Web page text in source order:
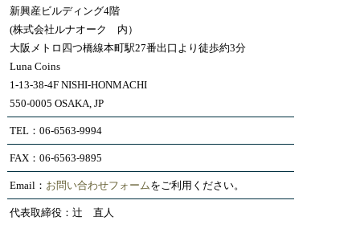
新興産ビルディング4階
(株式会社ルナオーク 内）
大阪メトロ四つ橋線本町駅27番出口より徒歩約3分
Luna Coins
1-13-38-4F NISHI-HONMACHI
550-0005 OSAKA, JP
TEL：06-6563-9994
FAX：06-6563-9895
Email： お問い合わせフォームをご利用ください。
代表取締役：辻 直人